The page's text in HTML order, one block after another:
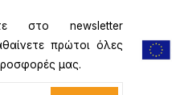
στο newsletter
πρώτοι όλες
μας.